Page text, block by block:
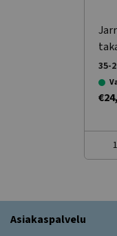
35-
Asiakaspalvelu